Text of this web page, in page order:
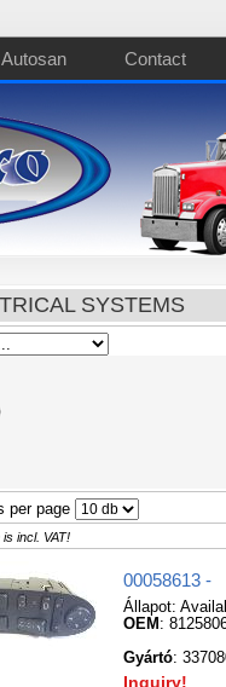
Autosan Contact
SYSTEMS
lapát (12)
additional
per page
incl. VAT!
00058613 -
Állapot:
OEM :
Gyártó:
Inquiry!